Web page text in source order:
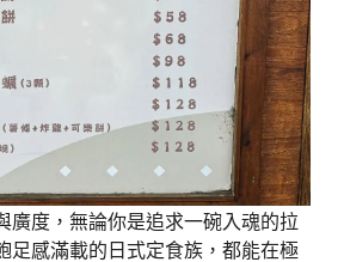
廣度，無論你是追求一碗入魂的拉
足感滿載的日式定食族，都能在極